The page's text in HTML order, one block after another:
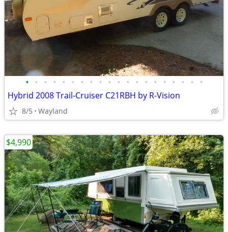
• • • • • • • • • • • • • • • • • • • •
Hybrid 2008 Trail-Cruiser C21RBH by R-Vision
8/5 Wayland
$4,990